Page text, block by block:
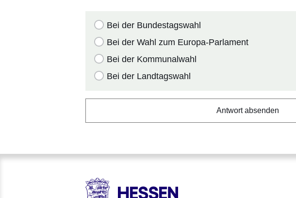
Bei der Bundestagswahl
Bei der Wahl zum Europa-Parlament
Bei der Kommunalwahl
Bei der Landtagswahl